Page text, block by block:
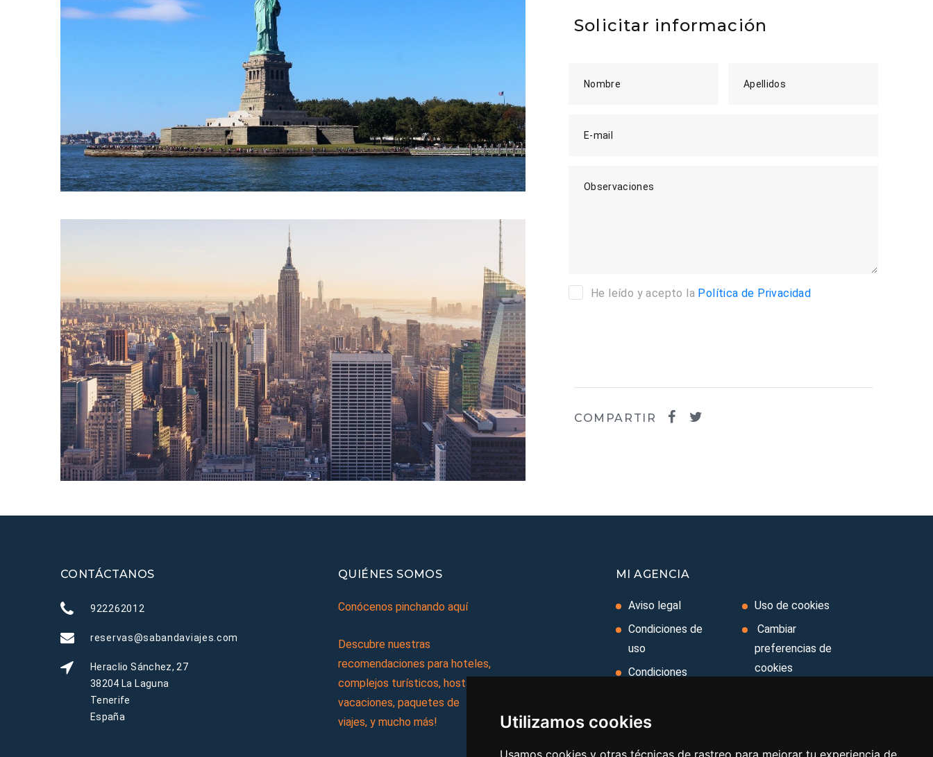
Utilizamos cookies
Usamos cookies y otras técnicas de rastreo para mejorar tu experiencia de
Solicitar información
Nombre Apellidos
E-mail
Observaciones
He leído y acepto la Política de Privacidad
COMPARTIR
CONTÁCTANOS
922262012
reservas@sabandaviajes.com
Heraclio Sánchez, 27
38204 La Laguna
Tenerife
España
QUIÉNES SOMOS
Conócenos pinchando aquí
Descubre nuestras
recomendaciones para hoteles,
complejos turísticos, hostales,
vacaciones, paquetes de
viajes, y mucho más!
MI AGENCIA
Aviso legal
Condiciones de
uso
Condiciones
Ley de Viajes
Uso de cookies
Cambiar
preferencias de
cookies